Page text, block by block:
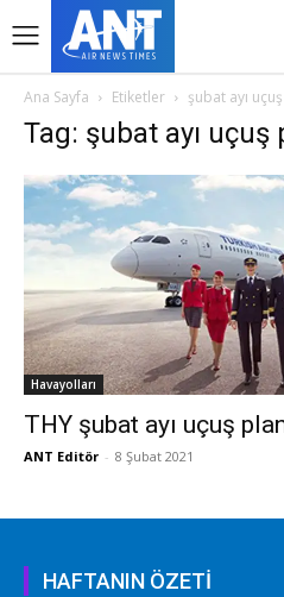
Ana Sayfa Etiketler şubat ayı
Tag: şubat ayı uçuş
Havayolları
THY şubat ayı uçuş
ANT Editör - 8 Şubat 2021
HAFTANIN ÖZETİ